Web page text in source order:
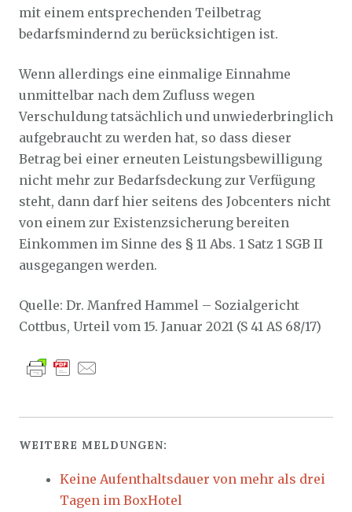
mit einem entsprechenden Teilbetrag
bedarfsmindernd zu berücksichtigen ist.
Wenn allerdings eine einmalige Einnahme
unmittelbar nach dem Zufluss wegen
Verschuldung tatsächlich und unwiederbringlich
aufgebraucht zu werden hat, so dass dieser
Betrag bei einer erneuten Leistungsbewilligung
nicht mehr zur Bedarfsdeckung zur Verfügung
steht, dann darf hier seitens des Jobcenters nicht
von einem zur Existenzsicherung bereiten
Einkommen im Sinne des § 11 Abs. 1 Satz 1 SGB II
ausgegangen werden.
Quelle: Dr. Manfred Hammel – Sozialgericht
Cottbus, Urteil vom 15. Januar 2021 (S 41 AS 68/17)
WEITERE MELDUNGEN:
Keine Aufenthaltsdauer von mehr als drei
Tagen im BoxHotel